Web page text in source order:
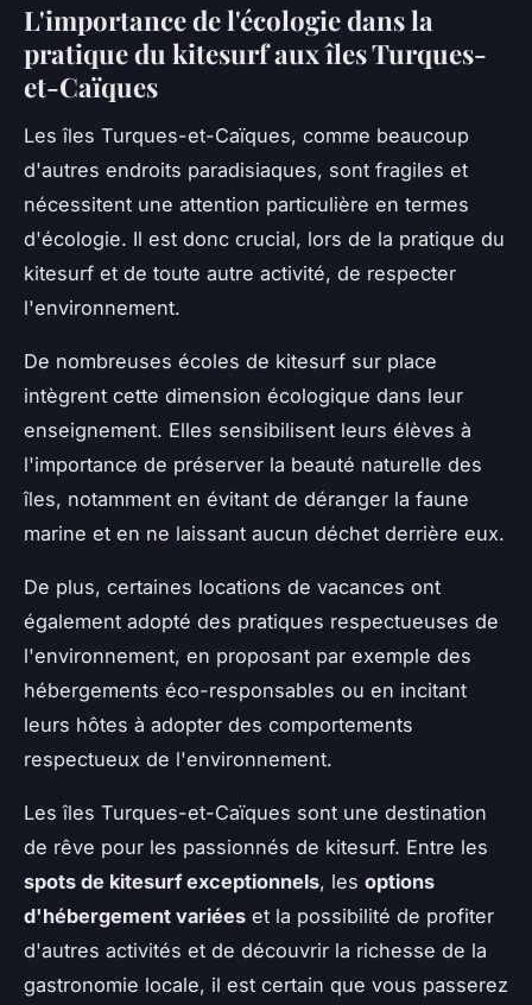
L'importance de l'écologie dans la
pratique du kitesurf aux îles Turques-
et-Caïques
Les îles Turques-et-Caïques, comme beaucoup
d'autres endroits paradisiaques, sont fragiles et
nécessitent une attention particulière en termes
d'écologie. Il est donc crucial, lors de la pratique du
kitesurf et de toute autre activité, de respecter
l'environnement.
De nombreuses écoles de kitesurf sur place
intègrent cette dimension écologique dans leur
enseignement. Elles sensibilisent leurs élèves à
l'importance de préserver la beauté naturelle des
îles, notamment en évitant de déranger la faune
marine et en ne laissant aucun déchet derrière eux.
De plus, certaines locations de vacances ont
également adopté des pratiques respectueuses de
l'environnement, en proposant par exemple des
hébergements éco-responsables ou en incitant
leurs hôtes à adopter des comportements
respectueux de l'environnement.
Les îles Turques-et-Caïques sont une destination
de rêve pour les passionnés de kitesurf. Entre les
spots de kitesurf exceptionnels, les options
d'hébergement variées et la possibilité de profiter
d'autres activités et de découvrir la richesse de la
gastronomie locale, il est certain que vous passerez